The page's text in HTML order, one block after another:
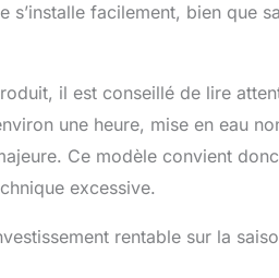
facilement, bien que
il est conseillé de lire
une heure, mise en eau
Ce modèle convient
excessive.
rentable sur la